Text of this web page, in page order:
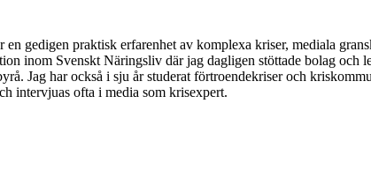
gedigen praktisk erfarenhet av komplexa kriser, mediala
inom Svenskt Näringsliv där jag dagligen stöttade bolag och
Jag har också i sju år studerat förtroendekriser och
intervjuas ofta i media som krisexpert.